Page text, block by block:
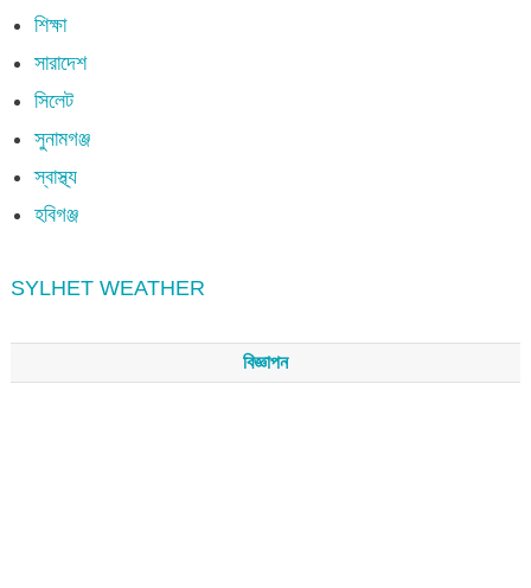
শিক্ষা
সারাদেশ
সিলেট
সুনামগঞ্জ
স্বাস্থ্য
হবিগঞ্জ
SYLHET WEATHER
বিজ্ঞাপন